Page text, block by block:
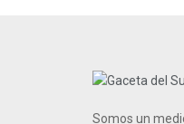
Somos un